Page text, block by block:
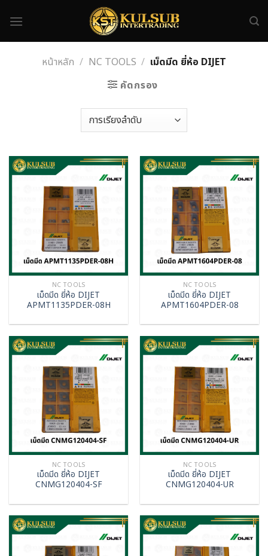
หน้าหลัก / NC TOOLS / เม็ดมีด ยี่ห้อ DIJET
คัดกรอง
NC TOOLS
เม็ดมีด ยี่ห้อ DIJET
APMT1135PDER-08H
NC TOOLS
เม็ดมีด ยี่ห้อ DIJET
APMT1604PDER-08
NC TOOLS
เม็ดมีด ยี่ห้อ DIJET
CNMG120404-SF
NC TOOLS
เม็ดมีด ยี่ห้อ DIJET
CNMG120404-UR